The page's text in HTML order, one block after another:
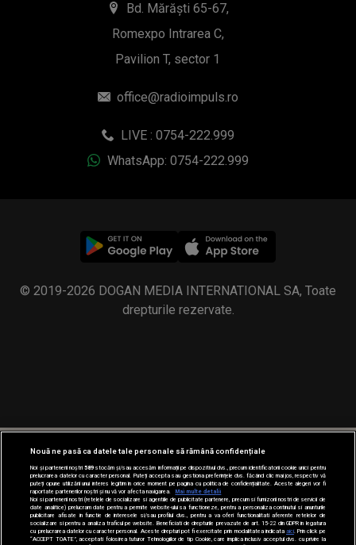
Bd. Mărăști 65-67,
Romexpo Intrarea C,
Pavilion T, sector 1
office@radioimpuls.ro
LIVE : 0754-222.999
WhatsApp: 0754-222.999
© 2019-2026 DOGAN MEDIA INTERNATIONAL SA, Toate
drepturile rezervate.
Nouă ne pasă ca datele tale personale să rămână confidențiale
Noi și partenerii noștri589stocăm și/sau accesăm informații pe dispozitivul dvs., precum identificatorii cookie unici pentru
prelucrarea datelor cu caracter personal. Puteți accepta sau gestiona preferințele dvs. făcând clic mai jos, respectiv vă
puteți opune utilizării unui interes legitim în orice moment pe pagina cu politica de confidențialitate. Aceste alegeri vor fi
raportate partenerilor noștri și nu vă vor afecta navigarea.
Mai multe detalii
Noi si partenerii nostri (retelele de socializare si agentiile de publicitate partenere, precum si furnizorii nostri de servicii de
date analitice) prelucram date pentru a permite website-ului sa functioneze, pentru a personaliza continutul si anunturile
publicitare afisate in functie de interesele si/sau profilul dvs., pentru a va oferi functionalitati aferente retelelor de
socializare si pentru a analiza traficul pe website. Beneficiati de drepturile prevazute de art. 15-22 din GDPR in legatura
cu prelucrarea datelor cu caracter personal. Aceste drepturi pot fi exercitate prin modalitatea indicataaici . Prin click pe
“ACCEPT TOATE”, acceptati folosirea tuturor Tehnologiilor de tip Cookie, care implica inclusiv acceptul dvs. cu privire la